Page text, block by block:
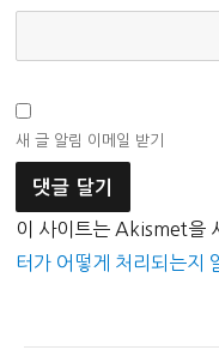
새 글 알림 이메일 받기
이 사이트는 Akismet을
터가 어떻게 처리되는지